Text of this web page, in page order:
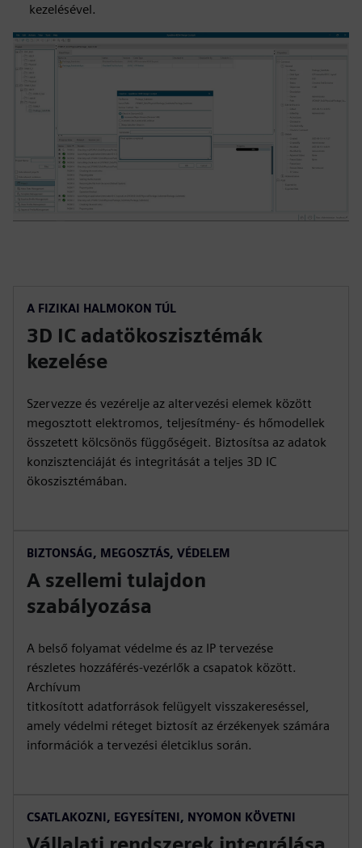
kezelésével.
A FIZIKAI HALMOKON TÚL
3D IC adatökoszisztémák
kezelése
Szervezze és vezérelje az altervezési elemek között
megosztott elektromos, teljesítmény- és hőmodellek
összetett kölcsönös függőségeit. Biztosítsa az adatok
konzisztenciáját és integritását a teljes 3D IC
ökoszisztémában.
BIZTONSÁG, MEGOSZTÁS, VÉDELEM
A szellemi tulajdon
szabályozása
A belső folyamat védelme és az IP tervezése
részletes hozzáférés-vezérlők a csapatok között.
Archívum
titkosított adatforrások felügyelt visszakereséssel,
amely védelmi réteget biztosít az érzékenyek számára
információk a tervezési életciklus során.
CSATLAKOZNI, EGYESÍTENI, NYOMON KÖVETNI